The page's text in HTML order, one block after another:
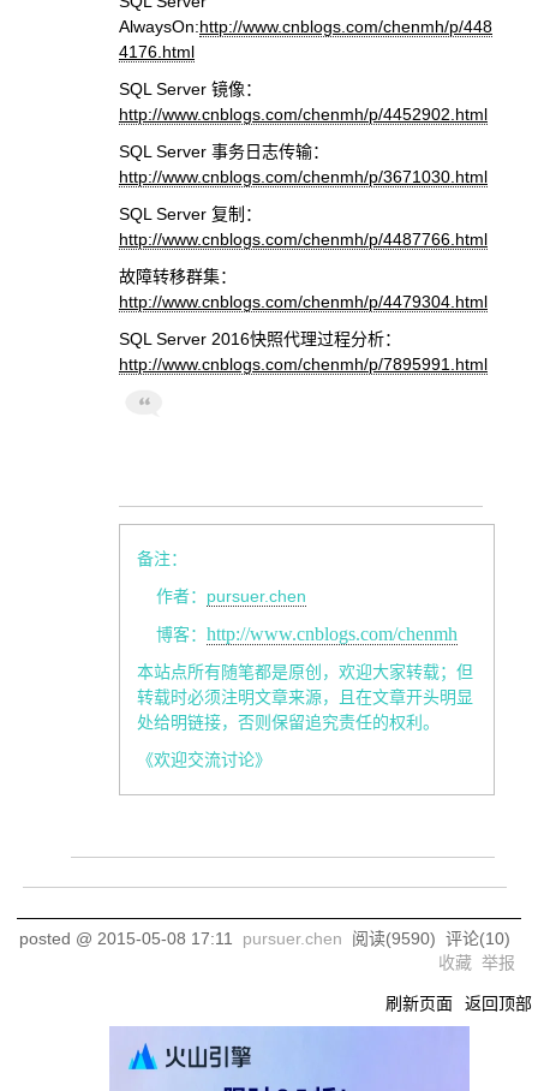
AlwaysOn:http://www.cnblogs.com/chenmh/p/448
4176.html
SQL Server 镜像：
http://www.cnblogs.com/chenmh/p/4452902.html
SQL Server 事务日志传输：
http://www.cnblogs.com/chenmh/p/3671030.html
SQL Server 复制：
http://www.cnblogs.com/chenmh/p/4487766.html
故障转移群集：
http://www.cnblogs.com/chenmh/p/4479304.html
SQL Server 2016快照代理过程分析：
http://www.cnblogs.com/chenmh/p/7895991.html
备注：
作者： pursuer.chen
博客： http://www.cnblogs.com/chenmh
本站点所有随笔都是原创，欢迎大家转载；但
转载时必须注明文章来源，且在文章开头明显
处给明链接，否则保留追究责任的权利。
《欢迎交流讨论》
posted @ 2015-05-08 17:11 pursuer.chen 阅读(9590) 评论(10)
收藏 举报
刷新页面 返回顶部